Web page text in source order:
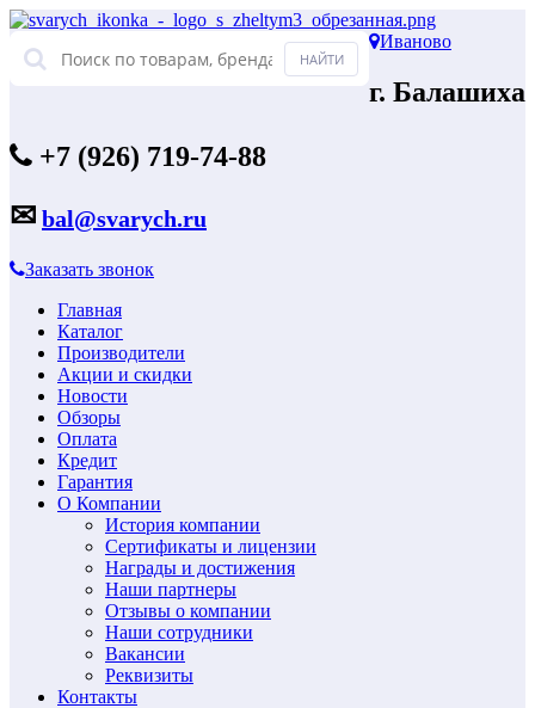
Иваново
г. Балашиха
+7 (926) 719-74-88
✉ bal@svarych.ru
Заказать звонок
Главная
Каталог
Производители
Акции и скидки
Новости
Обзоры
Оплата
Кредит
Гарантия
О Компании
История компании
Сертификаты и лицензии
Награды и достижения
Наши партнеры
Отзывы о компании
Наши сотрудники
Вакансии
Реквизиты
Контакты